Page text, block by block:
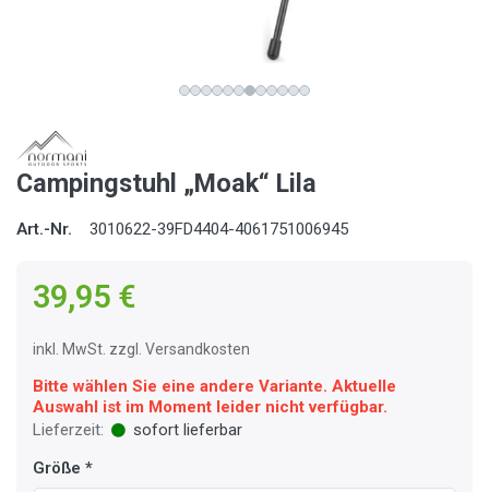
Campingstuhl „Moak“ Lila
Art.-Nr. 3010622-39FD4404-4061751006945
39,95 €
inkl. MwSt. zzgl. Versandkosten
Bitte wählen Sie eine andere Variante. Aktuelle
Auswahl ist im Moment leider nicht verfügbar.
Lieferzeit:
sofort lieferbar
Größe